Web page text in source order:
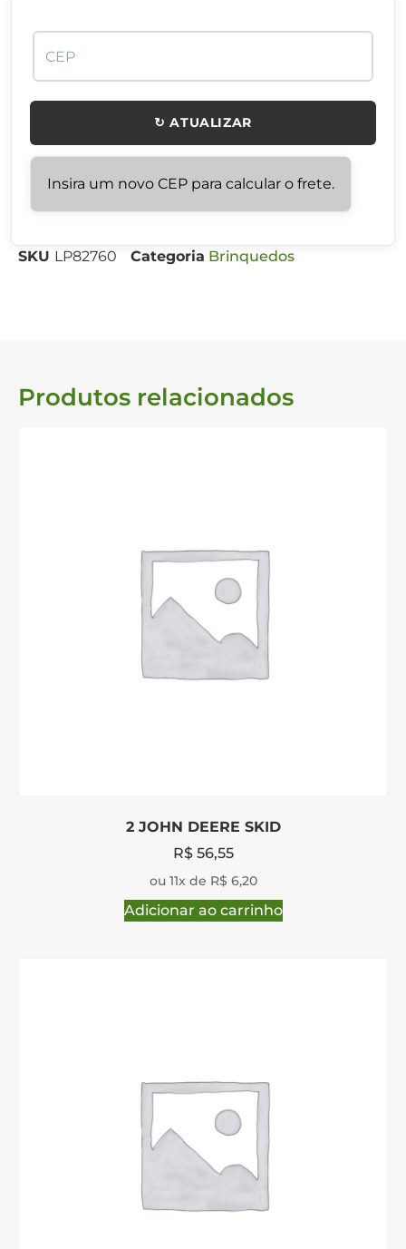
↻ ATUALIZAR
Insira um novo CEP para calcular o frete.
SKU LP82760 Categoria Brinquedos
Produtos relacionados
2 JOHN DEERE SKID
R$56,55
ou 11x de R$ 6,20
Adicionar ao carrinho